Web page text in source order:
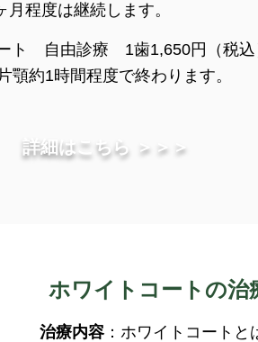
月程度は継続します。
ト 自由診療
1歯1,650円（税込
顎約1時間程度で終わります。
詳細はこちら ＞＞＞
ホワイトコートの治
​​治療内容 ：ホワイトコート